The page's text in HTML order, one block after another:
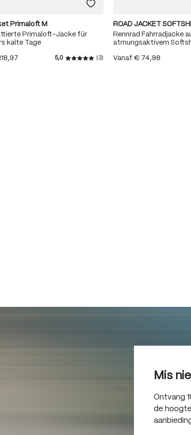
van 5 van 5 sterren
Primaloft M
Primaloft-Jacke für
kalte Tage
5,0
Gemiddelde waardering van 5 van
(3)
ROAD JACKET
Rennrad Fahrradjacke
atmungsaktivem
Vanaf € 74,98
Mis
Ontvang
de